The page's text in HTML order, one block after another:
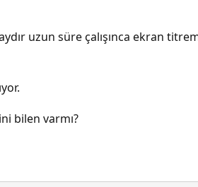
uzun süre çalışınca ekran
bilen varmı?